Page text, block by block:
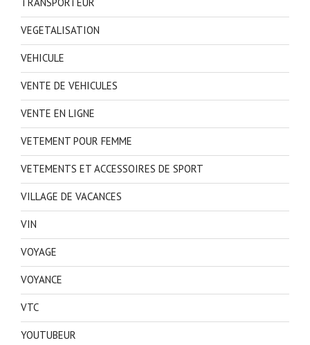
TRANSPORTEUR
VEGETALISATION
VEHICULE
VENTE DE VEHICULES
VENTE EN LIGNE
VETEMENT POUR FEMME
VETEMENTS ET ACCESSOIRES DE SPORT
VILLAGE DE VACANCES
VIN
VOYAGE
VOYANCE
VTC
YOUTUBEUR